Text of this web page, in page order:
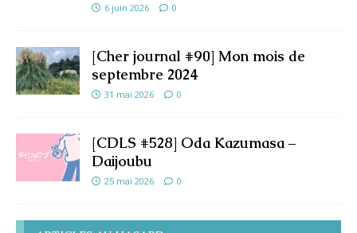
6 juin 2026 0
[Cher journal #90] Mon mois de
septembre 2024
31 mai 2026 0
[CDLS #528] Oda Kazumasa –
Daijoubu
25 mai 2026 0